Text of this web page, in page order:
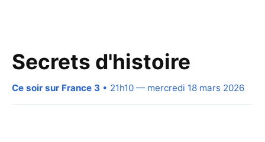
Secrets d'histoire
Ce soir sur France 3 • 21h10 — mercredi 18 mars 2026